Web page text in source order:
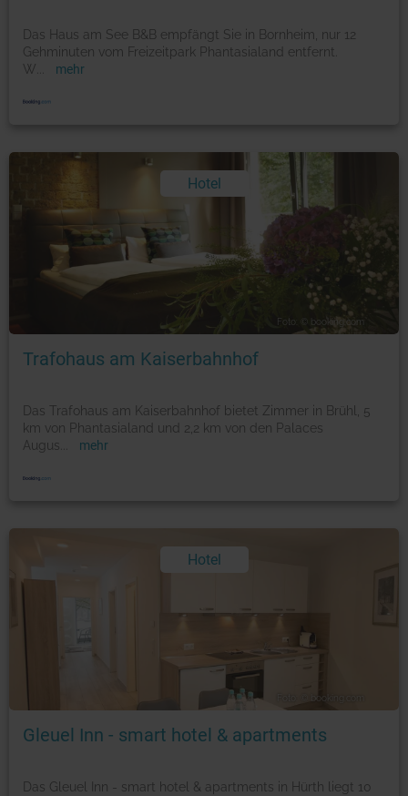
Das Haus am See B&B empfängt Sie in Bornheim, nur 12
Gehminuten vom Freizeitpark Phantasialand entfernt.
W
mehr
Hotel
Foto: © booking.com
Trafohaus am Kaiserbahnhof
Das Trafohaus am Kaiserbahnhof bietet Zimmer in Brühl, 5
km von Phantasialand und 2,2 km von den Palaces
Augus
mehr
Hotel
Foto: © booking.com
Gleuel Inn - smart hotel & apartments
Das Gleuel Inn - smart hotel & apartments in Hürth liegt 10